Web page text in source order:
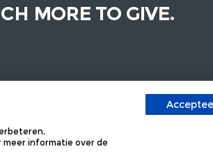
informatie over de
MORE TO GIVE.